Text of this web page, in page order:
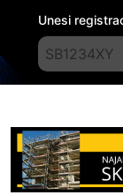
Unesi